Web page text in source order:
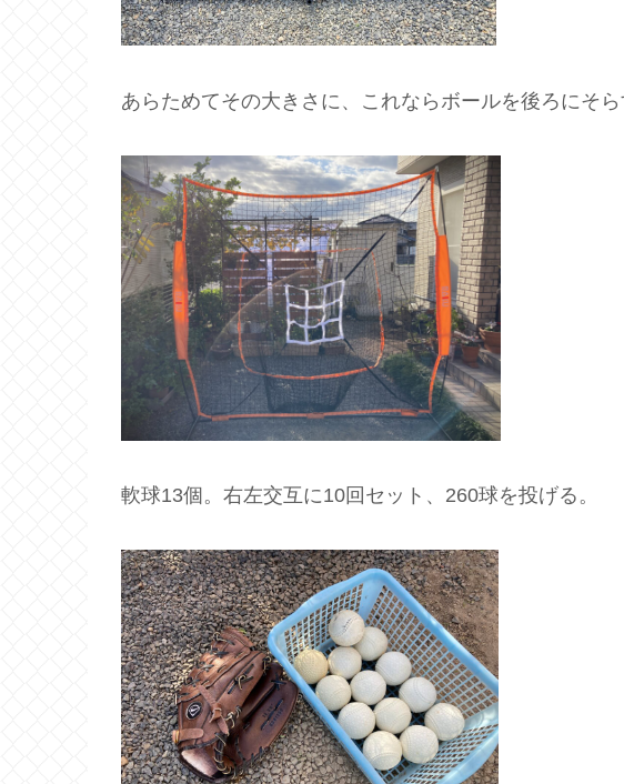
あらためてその大きさに、これならボールを後ろにそら
軟球13個。右左交互に10回セット、260球を投げる。